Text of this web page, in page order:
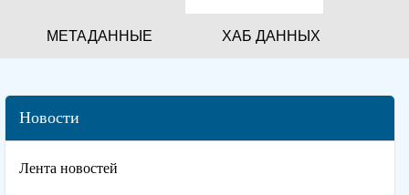
МЕТАДАННЫЕ ХАБ ДАННЫХ
Новости
Лента новостей